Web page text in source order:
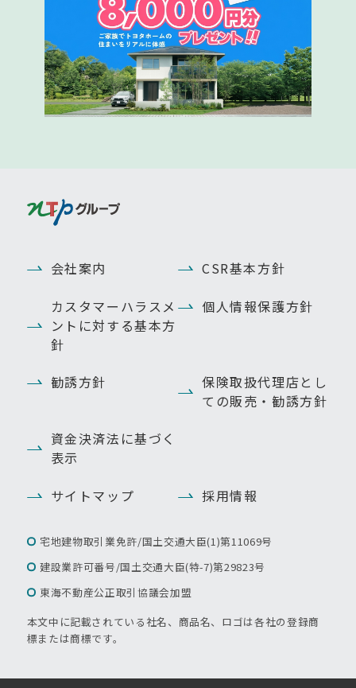
会社案内
CSR基本方針
カスタマーハラスメ
ントに対する基本方
針
個人情報保護方針
勧誘方針
保険取扱代理店とし
ての販売・勧誘方針
資金決済法に基づく
表示
サイトマップ
採用情報
宅地建物取引業免許/国土交通大臣(1)第11069号
建設業許可番号/国土交通大臣(特-7)第29823号
東海不動産公正取引協議会加盟
本文中に記載されている社名、商品名、ロゴは各社の登録商
標または商標です。